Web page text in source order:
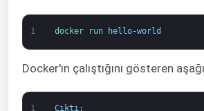
1 docker run hello-world
Docker'ın çalıştığını gösteren
1
Çıktı :